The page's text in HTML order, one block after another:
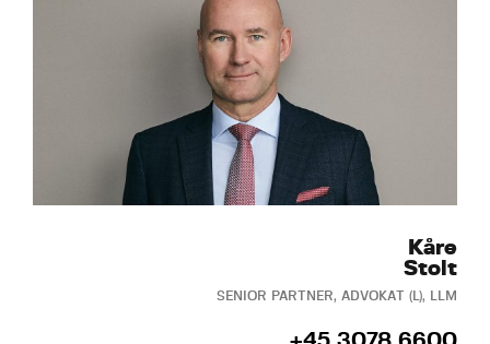
Kåre
Stolt
SENIOR PARTNER, ADVOKAT (L), LLM